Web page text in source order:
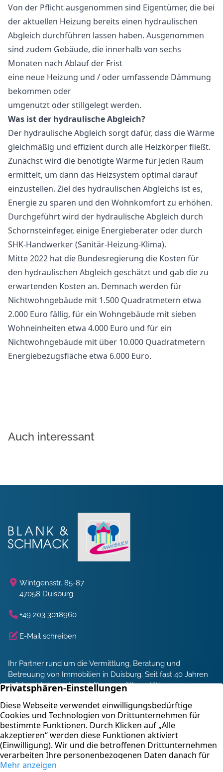
Von der Pflicht ausgenommen sind Eigentümer, die bei
der aktuellen Heizung bereits einen hydraulischen
Abgleich durchführen lassen haben. Ausgenommen
sind zudem Gebäude, die innerhalb von sechs
Monaten nach Ablauf der Frist
eine neue Heizung und / oder umfassende Dämmung
bekommen oder
umgenutzt oder stillgelegt werden.
Was ist der hydraulische Abgleich?
Der hydraulische Abgleich sorgt dafür, dass die Wärme
gleichmäßig und effizient durch alle Heizkörper fließt.
Zunächst wird die benötigte Wärme für jeden Raum
ermittelt, um dann das Heizsystem optimal darauf
einzustellen. Ziel des hydraulischen Abgleichs ist es,
Energie zu sparen und den Wohnkomfort zu erhöhen.
Durchgeführt wird der hydraulische Abgleich durch
Schornsteinfeger, einige Energieberater oder durch
SHK-Handwerker (Sanitär-Heizung-Klima).
Mitte 2022 hat die Bundesregierung die Kosten für
den hydraulischen Abgleich geschätzt und gab die zu
erwartenden Kosten an. Demnach werden für
Nichtwohngebäude mit 1.500 Quadratmetern etwa
2.000 Euro fällig, für ein Wohngebäude mit sieben
Wohneinheiten etwa 4.000 Euro und für ein
Nichtwohngebäude mit über 10.000 Quadratmetern
Energiebezugsfläche etwa 6.000 Euro.
Auch interessant
Wintgensstr. 85-87
47058 Duisburg
+49 203 3018960
E-Mail schreiben
Ihr Partner rund um die Vermittlung, Beratung und
Betreuung von Immobilien in Duisburg. Seit fast 40 Jahren
erfolgreich in der Immobilienvermittlung tätig.
Energieberatung und Service
Immobilienbewertung
Kontakt